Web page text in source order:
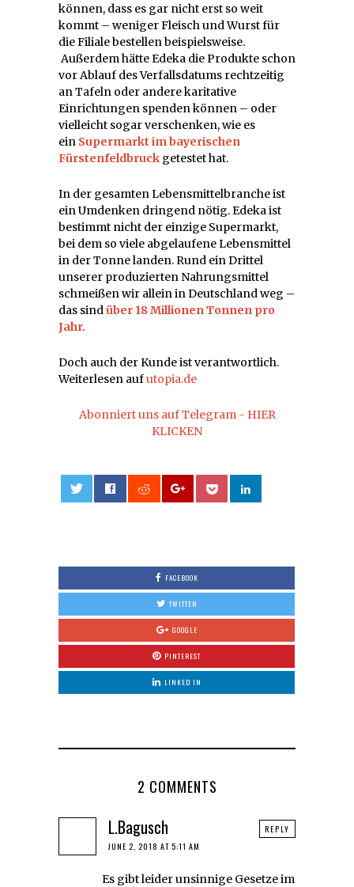
können, dass es gar nicht erst so weit
kommt – weniger Fleisch und Wurst für
die Filiale bestellen beispielsweise.
Außerdem hätte Edeka die Produkte schon
vor Ablauf des Verfallsdatums rechtzeitig
an Tafeln oder andere karitative
Einrichtungen spenden können – oder
vielleicht sogar verschenken, wie es
ein Supermarkt im bayerischen
Fürstenfeldbruck getestet hat.
In der gesamten Lebensmittelbranche ist
ein Umdenken dringend nötig. Edeka ist
bestimmt nicht der einzige Supermarkt,
bei dem so viele abgelaufene Lebensmittel
in der Tonne landen. Rund ein Drittel
unserer produzierten Nahrungsmittel
schmeißen wir allein in Deutschland weg –
das sindüber 18 Millionen Tonnen pro
Jahr.
Doch auch der Kunde ist verantwortlich.
Weiterlesen aufutopia.de
Abonniert uns auf Telegram - HIER
KLICKEN
FACEBOOK
TWITTER
GOOGLE
PINTEREST
LINKED IN
2 COMMENTS
L.Bagusch
JUNE 2, 2018 AT 5:11 AM
Es gibt leider unsinnige Gesetze im
REPLY